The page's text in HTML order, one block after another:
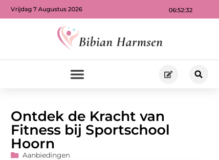
06:52:34
Vrijdag 7 Augustus 2026
Ontdek de Kracht van
Fitness bij Sportschool
Hoorn
Aanbiedingen